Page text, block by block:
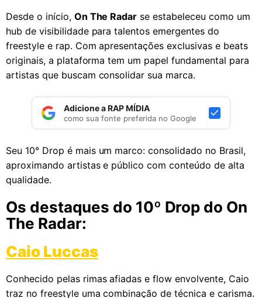
Desde o início, On The Radar se estabeleceu como um
hub de visibilidade para talentos emergentes do
freestyle e rap. Com apresentações exclusivas e beats
originais, a plataforma tem um papel fundamental para
artistas que buscam consolidar sua marca.
Adicione a RAP MÍDIA
como sua fonte preferida no Google
Seu 10° Drop é mais um marco: consolidado no Brasil,
aproximando artistas e público com conteúdo de alta
qualidade.
Os destaques do 10º Drop do On
The Radar:
Caio Luccas
Conhecido pelas rimas afiadas e flow envolvente, Caio
traz no freestyle uma combinação de técnica e carisma.